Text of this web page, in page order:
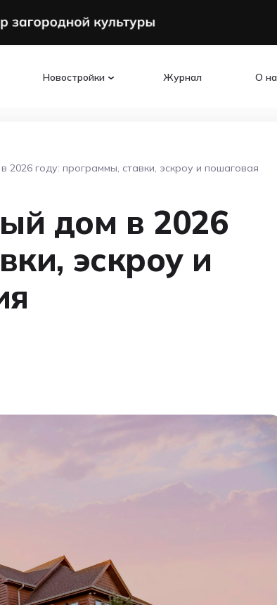
Новостройки Журнал О
2026 году: программы, ставки, эскроу и пошаговая
дом в 2026
эскроу и